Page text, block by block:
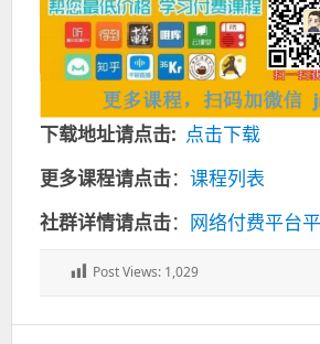
下载地址请点击: 点击下载
更多课程请点击： 课程列表
社群详情请点击： 网络付费平台
Post Views: 1,029